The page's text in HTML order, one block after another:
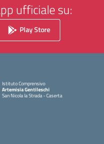
ufficiale su:
Play Store
Istituto Comprensivo
Artemisia Gentileschi
San Nicola la Strada - Caserta